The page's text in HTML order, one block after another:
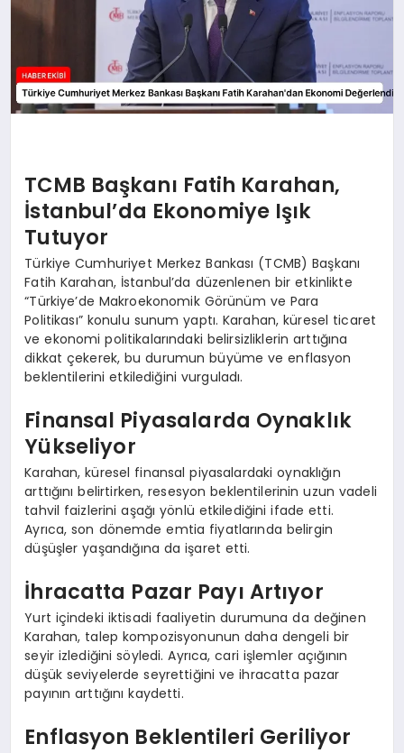
TCMB Başkanı Fatih Karahan,
İstanbul’da Ekonomiye Işık
Tutuyor
Türkiye Cumhuriyet Merkez Bankası (TCMB) Başkanı
Fatih Karahan, İstanbul’da düzenlenen bir etkinlikte
“Türkiye’de Makroekonomik Görünüm ve Para
Politikası” konulu sunum yaptı. Karahan, küresel ticaret
ve ekonomi politikalarındaki belirsizliklerin arttığına
dikkat çekerek, bu durumun büyüme ve enflasyon
beklentilerini etkilediğini vurguladı.
Finansal Piyasalarda Oynaklık
Yükseliyor
Karahan, küresel finansal piyasalardaki oynaklığın
arttığını belirtirken, resesyon beklentilerinin uzun vadeli
tahvil faizlerini aşağı yönlü etkilediğini ifade etti.
Ayrıca, son dönemde emtia fiyatlarında belirgin
düşüşler yaşandığına da işaret etti.
İhracatta Pazar Payı Artıyor
Yurt içindeki iktisadi faaliyetin durumuna da değinen
Karahan, talep kompozisyonunun daha dengeli bir
seyir izlediğini söyledi. Ayrıca, cari işlemler açığının
düşük seviyelerde seyrettiğini ve ihracatta pazar
payının arttığını kaydetti.
Enflasyon Beklentileri Geriliyor